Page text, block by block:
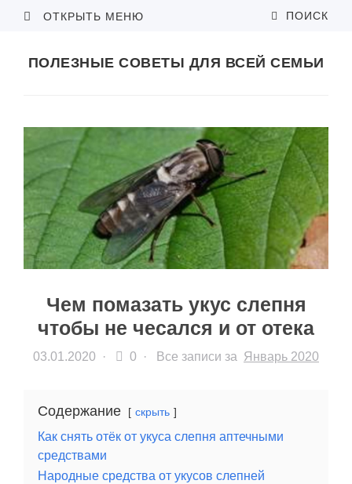
ОТКРЫТЬ МЕНЮ ПОИСК
ПОЛЕЗНЫЕ СОВЕТЫ ДЛЯ ВСЕЙ СЕМЬИ
Чем помазать укус слепня
чтобы не чесался и от отека
03.01.2020 · 0 · Все записи за Январь 2020
Содержание скрыть
Как снять отёк от укуса слепня аптечными
средствами
Народные средства от укусов слепней